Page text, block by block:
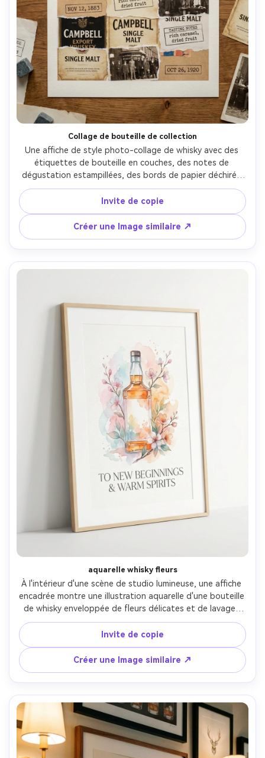
Collage de bouteille de collection
Une affiche de style photo-collage de whisky avec des
étiquettes de bouteille en couches, des notes de
dégustation estampillées, des bords de papier déchirés
et de petites légende de date, disposée dans une grille
d'affiche propre avec une large bordure, présentée
comme une impression plate sur une table avec un liège
et des pierres de whisky, 50 mm de haut en bas, lumière
du jour douce, fibres de papier réalistes, type lisible
nette-AR 4:5
Invite de copie
Créer une Image similaire ↗
aquarelle whisky fleurs
À l'intérieur d'une scène de studio lumineuse, une affiche
encadrée montre une illustration aquarelle d'une bouteille
de whisky enveloppée de fleurs délicates et de lavages
doux, des lettres serif modernes élégantes pour la ligne
toast, des accents pastel équilibrés avec des tons
chauds d'ambre, prêt à imprimer 300 dpi, prise sur 85mm,
éclairage softbox diffus, tapis blanc propre, texture
papier réaliste-AR 4:5
Invite de copie
Créer une Image similaire ↗
Créez des images IA
à l’infini. 100 %
gratuit!
Créer Gratuitement →